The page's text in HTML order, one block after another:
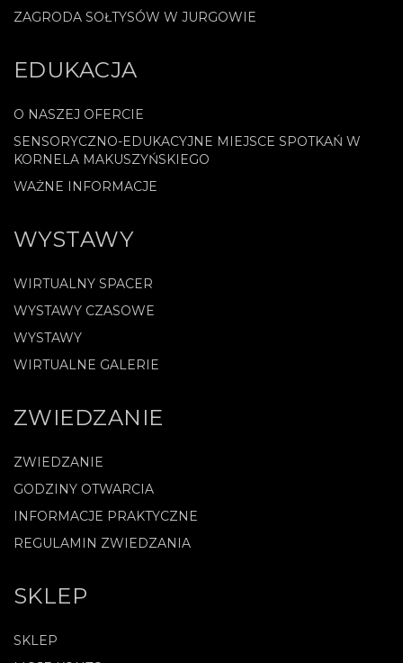
ZAGRODA SOŁTYSÓW W JURGOWIE
EDUKACJA
O NASZEJ OFERCIE
SENSORYCZNO-EDUKACYJNE MIEJSCE SPOTKAŃ W
KORNELA MAKUSZYŃSKIEGO
WAŻNE INFORMACJE
WYSTAWY
WIRTUALNY SPACER
WYSTAWY CZASOWE
WYSTAWY
WIRTUALNE GALERIE
ZWIEDZANIE
ZWIEDZANIE
GODZINY OTWARCIA
INFORMACJE PRAKTYCZNE
REGULAMIN ZWIEDZANIA
SKLEP
SKLEP